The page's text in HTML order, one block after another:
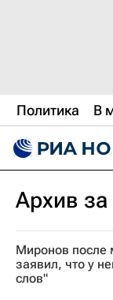
Политика В
Архив
Миронов после
заявил, что у
слов"